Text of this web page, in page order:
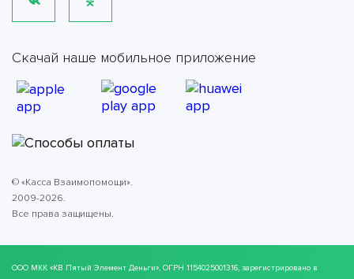
Скачай наше мобильное приложение
© «Касса Взаимопомощи».
2009-2026.
Все права защищены.
ООО МКК «КВ Пятый Элемент Деньги», ОГРН 1154025001316, зарегистрировано в